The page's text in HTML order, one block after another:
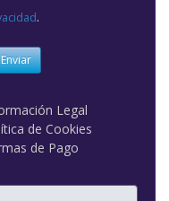
.
Enviar
Legal
de Cookies
de Pago